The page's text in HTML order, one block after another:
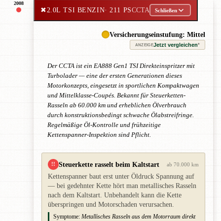
2008
✖2.0L TSI BENZIN· 211 PSCCTA Schließen
Versicherungseinstufung: Mittel
ANZEIGEJetzt vergleichen*
Der CCTA ist ein EA888 Gen1 TSI Direkteinspritzer mit
Turbolader — eine der ersten Generationen dieses
Motorkonzepts, eingesetzt in sportlichen Kompaktwagen
und Mittelklasse-Coupés. Bekannt für Steuerketten-
Rasseln ab 60.000 km und erheblichen Ölverbrauch
durch konstruktionsbedingt schwache Ölabstreifringe.
Regelmäßige Öl-Kontrolle und frühzeitige
Kettenspanner-Inspektion sind Pflicht.
!! Steuerkette rasselt beim Kaltstart ab 70.000 km
Kettenspanner baut erst unter Öldruck Spannung auf
— bei gedehnter Kette hört man metallisches Rasseln
nach dem Kaltstart. Unbehandelt kann die Kette
überspringen und Motorschaden verursachen.
Symptome: Metallisches Rasseln aus dem Motorraum direkt